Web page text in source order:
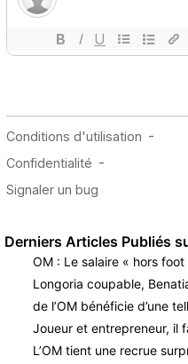
Derniers Articles Publiés
OM : Le salaire « hors
Longoria coupable,
de l’OM bénéficie d’une
Joueur et entrepreneur, il
L’OM tient une recrue